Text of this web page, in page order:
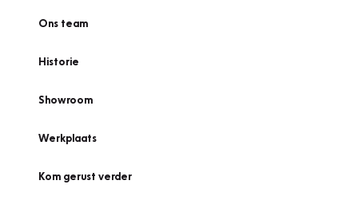
Ons team
Historie
Showroom
Werkplaats
Kom gerust verder